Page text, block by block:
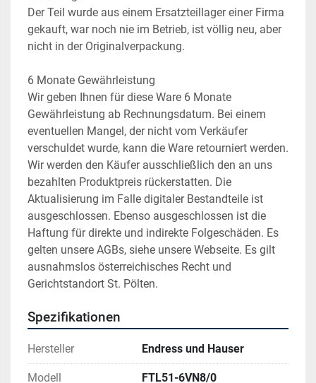
Der Teil wurde aus einem Ersatzteillager einer Firma
gekauft, war noch nie im Betrieb, ist völlig neu, aber
nicht in der Originalverpackung.
6 Monate Gewährleistung
Wir geben Ihnen für diese Ware 6 Monate
Gewährleistung ab Rechnungsdatum. Bei einem
eventuellen Mangel, der nicht vom Verkäufer
verschuldet wurde, kann die Ware retourniert werden.
Wir werden den Käufer ausschließlich den an uns
bezahlten Produktpreis rückerstatten. Die
Aktualisierung im Falle digitaler Bestandteile ist
ausgeschlossen. Ebenso ausgeschlossen ist die
Haftung für direkte und indirekte Folgeschäden. Es
gelten unsere AGBs, siehe unsere Webseite. Es gilt
ausnahmslos österreichisches Recht und
Gerichtstandort St. Pölten.
Spezifikationen
Hersteller Endress und Hauser
Modell FTL51-6VN8/0